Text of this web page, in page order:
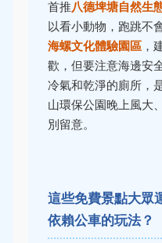
首推八德埤塘自然生
以看小動物，跑跳不
海螺文化體驗園區 ，
歡，但要注意海邊安
冷氣和乾淨的廁所，
山環保公園晚上風大
別留意。
這些免費景點大眾
依賴公車的玩法？